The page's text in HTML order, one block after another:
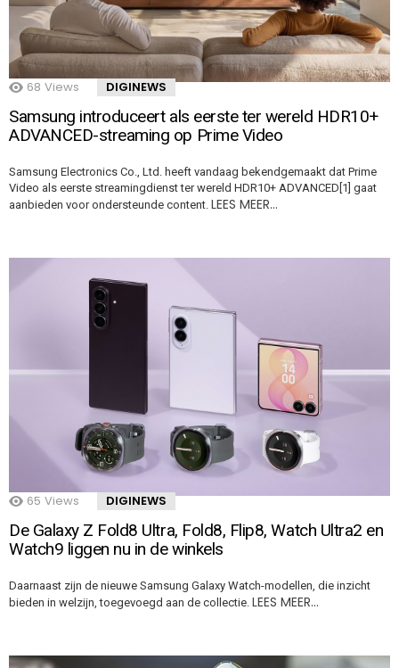
68 Views DIGINEWS
Samsung introduceert als eerste ter wereld HDR10+
ADVANCED-streaming op Prime Video
Samsung Electronics Co., Ltd. heeft vandaag bekendgemaakt dat Prime
Video als eerste streamingdienst ter wereld HDR10+ ADVANCED[1] gaat
aanbieden voor ondersteunde content. LEES MEER…
65 Views DIGINEWS
De Galaxy Z Fold8 Ultra, Fold8, Flip8, Watch Ultra2 en
Watch9 liggen nu in de winkels
Daarnaast zijn de nieuwe Samsung Galaxy Watch-modellen, die inzicht
bieden in welzijn, toegevoegd aan de collectie. LEES MEER…